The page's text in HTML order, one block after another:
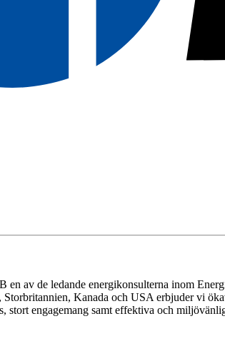
en av de ledande energikonsulterna inom
Kanada och USA erbjuder vi
stort engagemang samt effektiva och